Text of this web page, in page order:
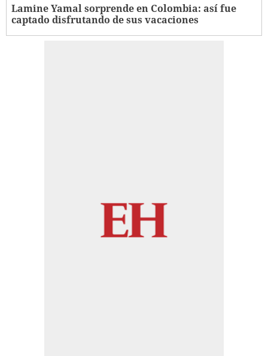
Lamine Yamal sorprende en Colombia: así fue
captado disfrutando de sus vacaciones